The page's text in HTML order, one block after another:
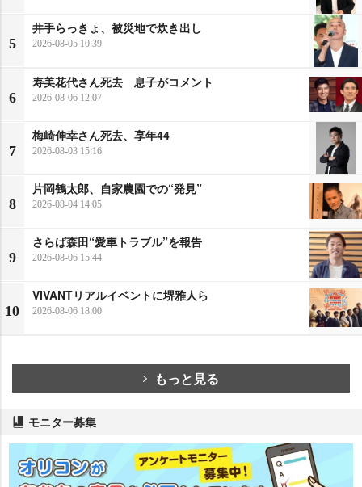
5
井手らっきょ、被災地で炊き出し
2026-08-05 10:39
6
寿美花代さん死去 息子がコメント
2026-08-06 12:07
7
梅崎伸幸さん死去、享年44
2026-08-03 15:16
8
片岡鶴太郎、自家農園での“発見”
2026-08-04 14:05
9
さらば森田“愛車トラブル”を報告
2026-08-06 15:44
10
VIVANTリアルイベントに堺雅人ら
2026-08-06 18:00
もっと見る
モニター募集